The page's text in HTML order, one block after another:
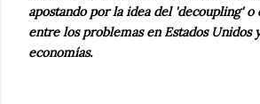
apostando por la idea del 'decoupling' o
entre los problemas en Estados Unidos
economías.